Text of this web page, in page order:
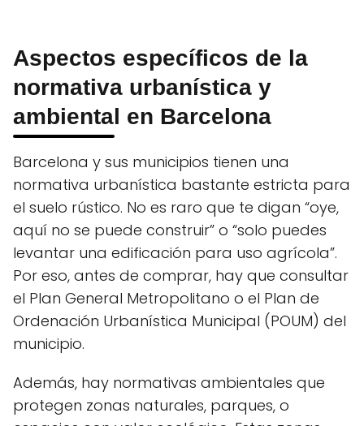
Aspectos específicos de la
normativa urbanística y
ambiental en Barcelona
Barcelona y sus municipios tienen una
normativa urbanística bastante estricta para
el suelo rústico. No es raro que te digan “oye,
aquí no se puede construir” o “solo puedes
levantar una edificación para uso agrícola”.
Por eso, antes de comprar, hay que consultar
el Plan General Metropolitano o el Plan de
Ordenación Urbanística Municipal (POUM) del
municipio.
Además, hay normativas ambientales que
protegen zonas naturales, parques, o